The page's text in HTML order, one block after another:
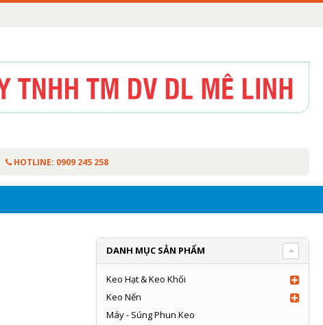
HOTLINE: 0909 245 258
DANH MỤC SẢN PHẨM
Keo Hạt & Keo Khối
Keo Nến
Máy - Súng Phun Keo